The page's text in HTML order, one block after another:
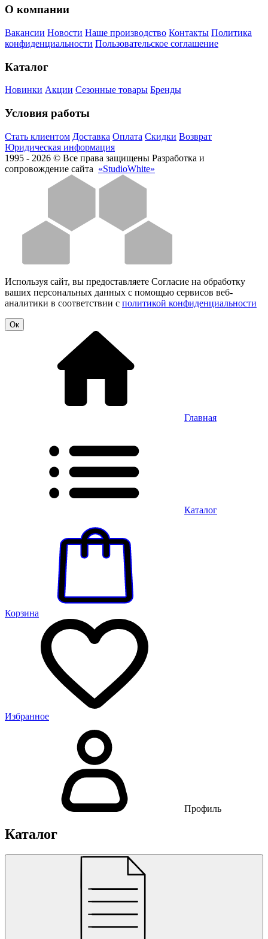
О компании
Вакансии Новости Наше производство Контакты Политика
конфиденциальности Пользовательское соглашение
Каталог
Новинки Акции Сезонные товары Бренды
Условия работы
Стать клиентом Доставка Оплата Скидки Возврат
Юридическая информация
1995 - 2026 © Все права защищены Разработка и
сопровождение сайта «StudioWhite»
Используя сайт, вы предоставляете Согласие на обработку
ваших персональных данных с помощью сервисов веб-
аналитики в соответствии с политикой конфиденциальности
Oк
Главная
Каталог
Корзина
Избранное
Профиль
Каталог